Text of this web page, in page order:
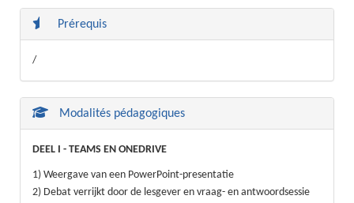
Prérequis
/
Modalités pédagogiques
DEEL I - TEAMS EN ONEDRIVE
1) Weergave van een PowerPoint-presentatie
2) Debat verrijkt door de lesgever en vraag- en antwoordsessie